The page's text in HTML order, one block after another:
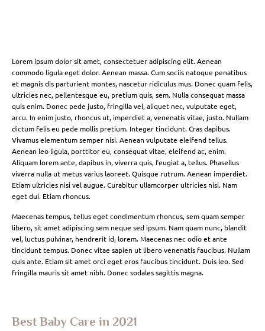
Lorem ipsum dolor sit amet, consectetuer adipiscing elit. Aenean
commodo ligula eget dolor. Aenean massa. Cum sociis natoque penatibus
et magnis dis parturient montes, nascetur ridiculus mus. Donec quam felis,
ultricies nec, pellentesque eu, pretium quis, sem. Nulla consequat massa
quis enim. Donec pede justo, fringilla vel, aliquet nec, vulputate eget,
arcu. In enim justo, rhoncus ut, imperdiet a, venenatis vitae, justo. Nullam
dictum felis eu pede mollis pretium. Integer tincidunt. Cras dapibus.
Vivamus elementum semper nisi. Aenean vulputate eleifend tellus.
Aenean leo ligula, porttitor eu, consequat vitae, eleifend ac, enim.
Aliquam lorem ante, dapibus in, viverra quis, feugiat a, tellus. Phasellus
viverra nulla ut metus varius laoreet. Quisque rutrum. Aenean imperdiet.
Etiam ultricies nisi vel augue. Curabitur ullamcorper ultricies nisi. Nam
eget dui. Etiam rhoncus.
Maecenas tempus, tellus eget condimentum rhoncus, sem quam semper
libero, sit amet adipiscing sem neque sed ipsum. Nam quam nunc, blandit
vel, luctus pulvinar, hendrerit id, lorem. Maecenas nec odio et ante
tincidunt tempus. Donec vitae sapien ut libero venenatis faucibus. Nullam
quis ante. Etiam sit amet orci eget eros faucibus tincidunt. Duis leo. Sed
fringilla mauris sit amet nibh. Donec sodales sagittis magna.
Best Baby Care in 2021